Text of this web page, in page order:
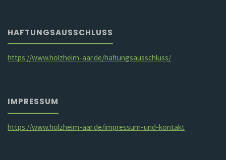
HAFTUNGSAUSSCHLUSS
https://www.holzheim-aar.de/haftungsausschluss/
IMPRESSUM
https://www.holzheim-aar.de/impressum-und-kontakt